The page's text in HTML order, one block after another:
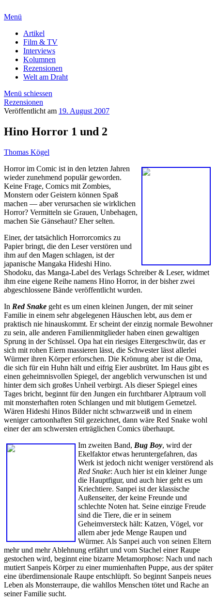
Menü
Artikel
Film & TV
Interviews
Kolumnen
Rezensionen
Welt am Draht
Menü schiessen
Rezensionen
Veröffentlicht am 19. August 2007
Hino Horror 1 und 2
Thomas Kögel
Horror im Comic ist in den letzten Jahren
wieder zunehmend populär geworden.
Keine Frage, Comics mit Zombies,
Monstern oder Geistern können Spaß
machen — aber verursachen sie wirklichen
Horror? Vermitteln sie Grauen, Unbehagen,
machen Sie Gänsehaut? Eher selten.
Einer, der tatsächlich Horrorcomics zu
Papier bringt, die den Leser verstören und
ihm auf den Magen schlagen, ist der
japanische Mangaka Hideshi Hino.
Shodoku, das Manga-Label des Verlags Schreiber & Leser, widmet
ihm eine eigene Reihe namens Hino Horror, in der bisher zwei
abgeschlossene Bände veröffentlicht wurden.
In Red Snake geht es um einen kleinen Jungen, der mit seiner
Familie in einem sehr abgelegenen Häuschen lebt, aus dem er
praktisch nie hinauskommt. Er scheint der einzig normale Bewohner
zu sein, alle anderen Familienmitglieder haben einen gewaltigen
Sprung in der Schüssel. Opa hat ein riesiges Eitergeschwür, das er
sich mit rohen Eiern massieren lässt, die Schwester lässt allerlei
Würmer ihren Körper erforschen. Die Krönung aber ist die Oma,
die sich für ein Huhn hält und eifrig Eier ausbrütet. Im Haus gibt es
einen geheimnisvollen Spiegel, der angeblich verwunschen ist und
hinter dem sich großes Unheil verbirgt. Als dieser Spiegel eines
Tages bricht, beginnt für den Jungen ein furchtbarer Alptraum voll
mit monsterhaften roten Schlangen und mit blutigem Gemetzel.
Wären Hideshi Hinos Bilder nicht schwarzweiß und in einem
weniger cartoonhaften Stil gezeichnet, dann wäre Red Snake wohl
einer der am schwersten erträglichen Comics überhaupt.
Im zweiten Band, Bug Boy, wird der
Ekelfaktor etwas heruntergefahren, das
Werk ist jedoch nicht weniger verstörend als
Red Snake: Auch hier ist ein kleiner Junge
die Hauptfigur, und auch hier geht es um
Kriechtiere. Sanpei ist der klassische
Außenseiter, der keine Freunde und
schlechte Noten hat. Seine einzige Freude
sind die Tiere, die er in seinem
Geheimversteck hält: Katzen, Vögel, vor
allem aber jede Menge Raupen und
Würmer. Als Sanpei auch von seinen Eltern
mehr und mehr Ablehnung erfährt und vom Stachel einer Raupe
gestochen wird, beginnt eine bizarre Metamorphose: Nach und nach
mutiert Sanpeis Körper zu einer mumienhaften Puppe, aus der später
eine überdimensionale Raupe entschlüpft. So beginnt Sanpeis neues
Leben als Monsterraupe, die wahllos Menschen tötet und Rache an
seiner Familie sucht.